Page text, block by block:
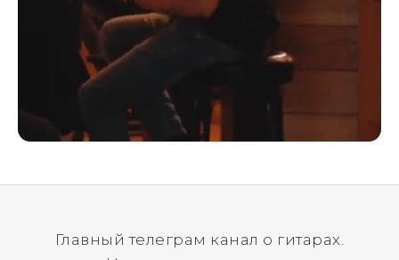
Главный телеграм канал о гитарах.